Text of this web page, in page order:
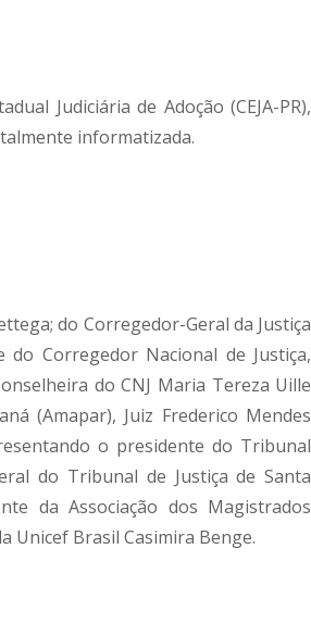
Judiciária de Adoção (CEJA-PR),
informatizada.
do Corregedor-Geral da Justiça
do Corregedor Nacional de Justiça,
do CNJ Maria Tereza Uille
(Amapar), Juiz Frederico Mendes
o presidente do Tribunal
do Tribunal de Justiça de Santa
da Associação dos Magistrados
Unicef Brasil Casimira Benge.